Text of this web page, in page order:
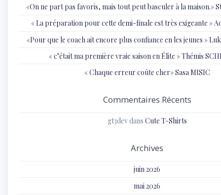
«On ne part pas favoris, mais tout peut basculer à la maison.»
« ⁠La préparation pour cette demi-finale est très exigeante »
«Pour que le coach ait encore plus confiance en les jeunes »
« c’était ma première vraie saison en Élite » Thémis
« Chaque erreur coûte cher» Sasa MISIC
Commentaires Récents
gt3devdans Cute T-Shirts
Archives
juin 2026
mai 2026